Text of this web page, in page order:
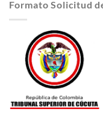
Formato Solicitud